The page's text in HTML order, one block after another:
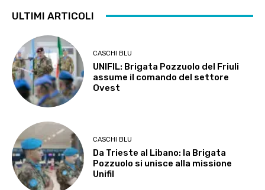
ULTIMI ARTICOLI
CASCHI BLU
UNIFIL: Brigata Pozzuolo del Friuli
assume il comando del settore
Ovest
CASCHI BLU
Da Trieste al Libano: la Brigata
Pozzuolo si unisce alla missione
Unifil